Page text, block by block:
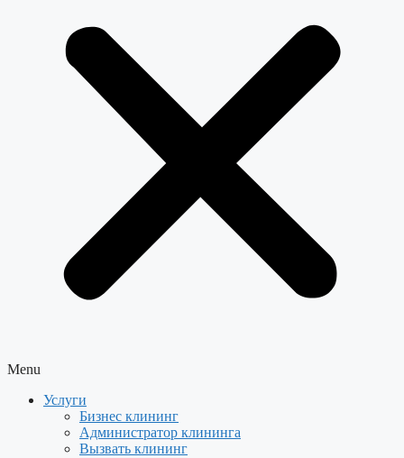
Menu
Услуги
Бизнес клининг
Администратор клининга
Вызвать клининг